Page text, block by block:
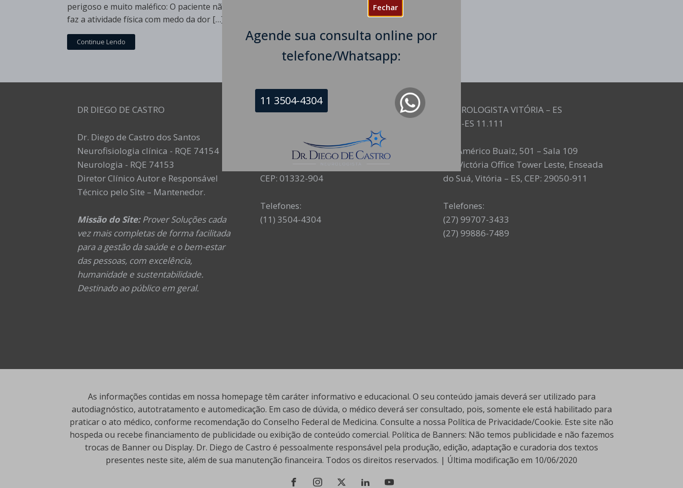
Fechar
Agende sua consulta online por
telefone/Whatsapp:
11 3504-4304
perigoso e muito maléfico: O paciente não
faz a atividade física com medo da dor […]
Continue Lendo
DR DIEGO DE CASTRO
Dr. Diego de Castro dos Santos
Neurofisiologia clínica - RQE 74154
Neurologia - RQE 74153
Diretor Clínico Autor e Responsável
Técnico pelo Site – Mantenedor.
Missão do Site:Prover Soluções cada
vez mais completas de forma facilitada
para a gestão da saúde e o bem-estar
das pessoas, com excelência,
humanidade e sustentabilidade.
Destinado ao público em geral.
NEUROLOGISTA EM SÃO PAULO – SP
R. Itapeva, 518 - sala 1301
Bela Vista - São Paulo - SP
CEP: 01332-904
Telefones:
(11) 3504-4304
NEUROLOGISTA VITÓRIA – ES
CRM-ES 11.111
Av. Américo Buaiz, 501 – Sala 109
Ed. Victória Office Tower Leste, Enseada
do Suá, Vitória – ES, CEP: 29050-911
Telefones:
(27) 99707-3433
(27) 99886-7489
As informações contidas em nossa homepage têm caráter informativo e educacional. O seu conteúdo jamais deverá ser utilizado para
autodiagnóstico, autotratamento e automedicação. Em caso de dúvida, o médico deverá ser consultado, pois, somente ele está habilitado para
praticar o ato médico, conforme recomendação do Conselho Federal de Medicina. Consulte a nossa Política de Privacidade/Cookie. Este site não
hospeda ou recebe financiamento de publicidade ou exibição de conteúdo comercial. Política de Banners: Não temos publicidade e não fazemos
trocas de Banner ou Display. Dr. Diego de Castro é pessoalmente responsável pela produção, edição, adaptação e curadoria dos textos
presentes neste site, além de sua manutenção financeira. Todos os direitos reservados. | Última modificação em 10/06/2020